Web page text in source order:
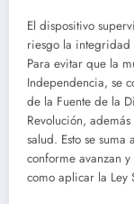
El dispositivo
riesgo la integridad
Para evitar que la
Independencia, se
de la Fuente de la
Revolución,
salud. Esto se
conforme avanzan
como aplicar la Ley